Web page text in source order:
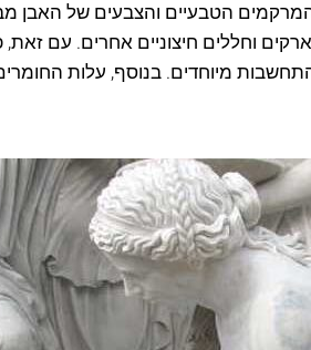
הטבעיים והצבעים של האבן
וחללים חיצוניים אחרים. עם זאת,
מיוחדים. בנוסף, עלות